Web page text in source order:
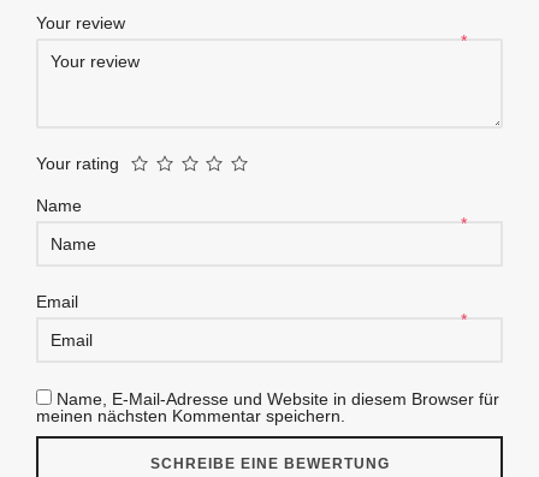
Your review
*
Your rating
Name
*
Email
*
Name, E-Mail-Adresse und Website in diesem Browser für
meinen nächsten Kommentar speichern.